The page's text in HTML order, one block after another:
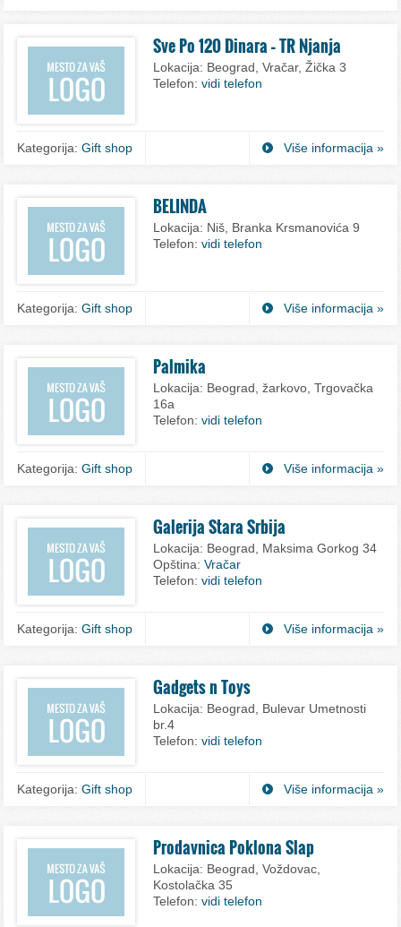
Sve Po 120 Dinara – TR Njanja
Lokacija: Beograd, Vračar, Žička 3
Telefon:vidi telefon
Kategorija:Gift shop Više informacija »
BELINDA
Lokacija: Niš, Branka Krsmanovića 9
Telefon:vidi telefon
Kategorija:Gift shop Više informacija »
Palmika
Lokacija: Beograd, žarkovo, Trgovačka
16a
Telefon:vidi telefon
Kategorija:Gift shop Više informacija »
Galerija Stara Srbija
Lokacija: Beograd, Maksima Gorkog 34
Opština:Vračar
Telefon:vidi telefon
Kategorija:Gift shop Više informacija »
Gadgets n Toys
Lokacija: Beograd, Bulevar Umetnosti
br.4
Telefon:vidi telefon
Kategorija:Gift shop Više informacija »
Prodavnica Poklona Slap
Lokacija: Beograd, Voždovac,
Kostolačka 35
Telefon:vidi telefon